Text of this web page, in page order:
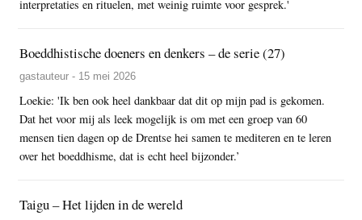
interpretaties en rituelen, met weinig ruimte voor gesprek.'
Boeddhistische doeners en denkers – de serie (27)
gastauteur - 15 mei 2026
Loekie: 'Ik ben ook heel dankbaar dat dit op mijn pad is gekomen.
Dat het voor mij als leek mogelijk is om met een groep van 60
mensen tien dagen op de Drentse hei samen te mediteren en te leren
over het boeddhisme, dat is echt heel bijzonder.’
Taigu – Het lijden in de wereld